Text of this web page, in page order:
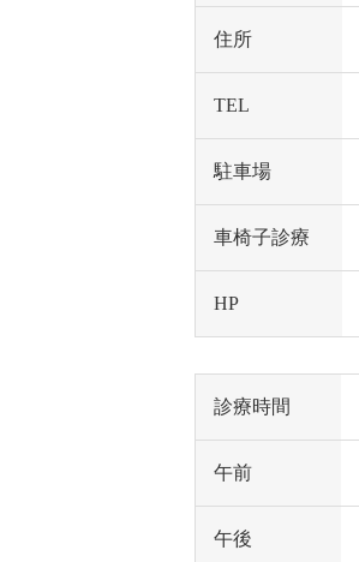
住所
TEL
駐車場
車椅子診療
HP
診療時間
午前
午後